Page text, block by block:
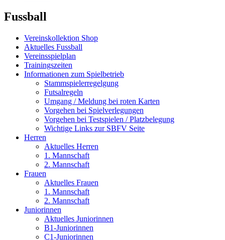
Fussball
Vereinskollektion Shop
Aktuelles Fussball
Vereinsspielplan
Trainingszeiten
Informationen zum Spielbetrieb
Stammspielerregelgung
Futsalregeln
Umgang / Meldung bei roten Karten
Vorgehen bei Spielverlegungen
Vorgehen bei Testspielen / Platzbelegung
Wichtige Links zur SBFV Seite
Herren
Aktuelles Herren
1. Mannschaft
2. Mannschaft
Frauen
Aktuelles Frauen
1. Mannschaft
2. Mannschaft
Juniorinnen
Aktuelles Juniorinnen
B1-Juniorinnen
C1-Juniorinnen